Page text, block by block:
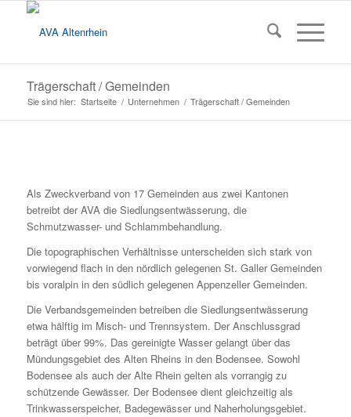
Trägerschaft / Gemeinden
Sie sind hier: Startseite / Unternehmen / Trägerschaft / Gemeinden
Als Zweckverband von 17 Gemeinden aus zwei Kantonen
betreibt der AVA die Siedlungsentwässerung, die
Schmutzwasser- und Schlammbehandlung.
Die topographischen Verhältnisse unterscheiden sich stark von
vorwiegend flach in den nördlich gelegenen St. Galler Gemeinden
bis voralpin in den südlich gelegenen Appenzeller Gemeinden.
Die Verbandsgemeinden betreiben die Siedlungsentwässerung
etwa hälftig im Misch- und Trennsystem. Der Anschlussgrad
beträgt über 99%. Das gereinigte Wasser gelangt über das
Mündungsgebiet des Alten Rheins in den Bodensee. Sowohl
Bodensee als auch der Alte Rhein gelten als vorrangig zu
schützende Gewässer. Der Bodensee dient gleichzeitig als
Trinkwasserspeicher, Badegewässer und Naherholungsgebiet.